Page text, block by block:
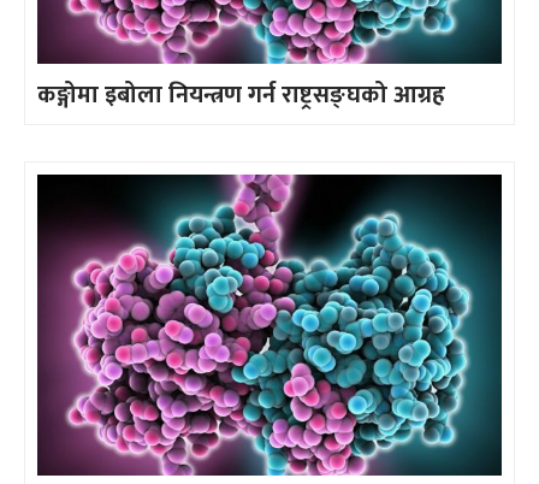
कङ्गोमा इबोला नियन्त्रण गर्न राष्ट्रसङ्घको आग्रह